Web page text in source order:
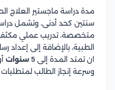
مدة دراسة ماجستير العلاج
سنتين كحد أدنى، وتشمل
متخصصة، تدريب عملي مكثف
الطبية، بالإضافة إلى إعداد
ان تمتد المدة إلى 5 سنوات
وسرعة إنجاز الطالب لمتطلبات